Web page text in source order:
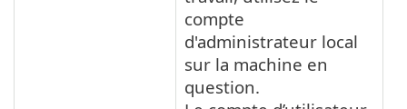
compte
d'administrateur local
sur la machine en
question.